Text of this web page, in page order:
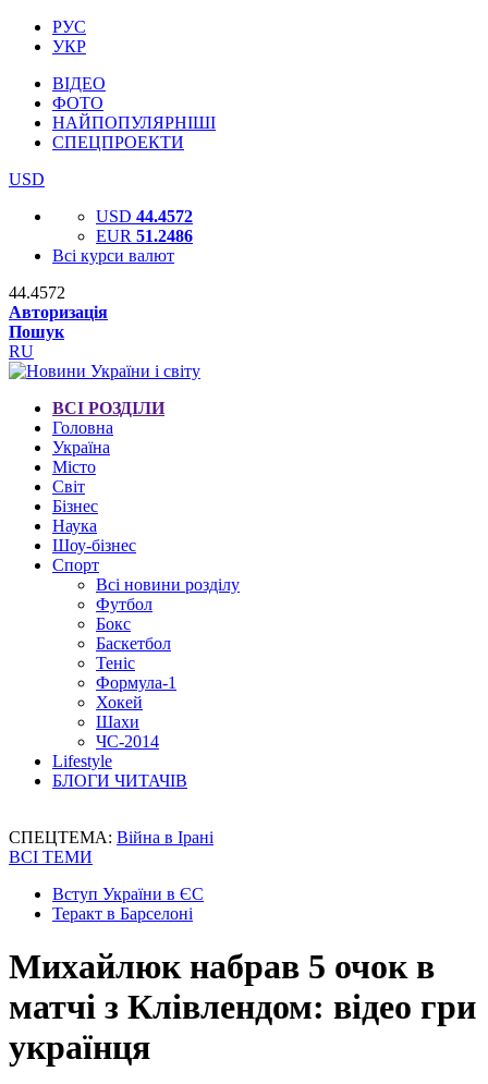
РУС
УКР
ВІДЕО
ФОТО
НАЙПОПУЛЯРНІШІ
СПЕЦПРОЕКТИ
USD
USD 44.4572
EUR 51.2486
Всі курси валют
44.4572
Авторизація
Пошук
RU
ВСІ РОЗДІЛИ
Головна
Україна
Місто
Світ
Бізнес
Наука
Шоу-бізнес
Спорт
Всі новини розділу
Футбол
Бокс
Баскетбол
Теніс
Формула-1
Хокей
Шахи
ЧС-2014
Lifestyle
БЛОГИ ЧИТАЧІВ
СПЕЦТЕМА: Війна в Ірані
ВСІ ТЕМИ
Вступ України в ЄС
Теракт в Барселоні
Михайлюк набрав 5 очок в
матчі з Клівлендом: відео гри
українця